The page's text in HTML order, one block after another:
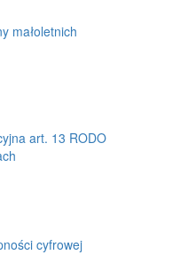
małoletnich
art. 13 RODO
cyfrowej